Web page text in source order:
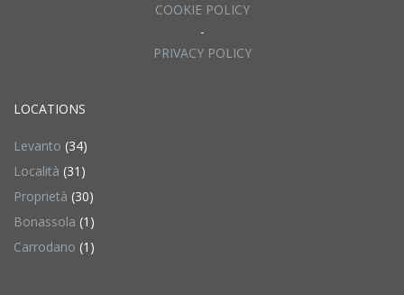
COOKIE POLICY
-
PRIVACY POLICY
LOCATIONS
Levanto (34)
Località (31)
Proprietà (30)
Bonassola (1)
Carrodano (1)